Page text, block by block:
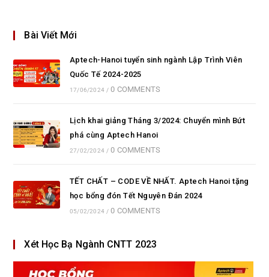
Bài Viết Mới
Aptech-Hanoi tuyển sinh ngành Lập Trình Viên
Quốc Tế 2024-2025
17/06/2024 / 0 COMMENTS
Lịch khai giảng Tháng 3/2024: Chuyển mình Bứt
phá cùng Aptech Hanoi
27/02/2024 / 0 COMMENTS
TẾT CHẤT – CODE VỀ NHẤT. Aptech Hanoi tặng
học bổng đón Tết Nguyên Đán 2024
05/02/2024 / 0 COMMENTS
Xét Học Bạ Ngành CNTT 2023